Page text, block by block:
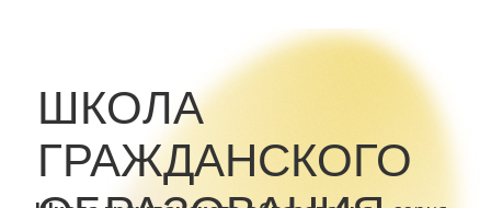
Проект «Үміт терезесі»Таңшолпан
Рыскельдиной нацелен на помощь